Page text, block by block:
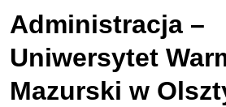
Administracja –
Uniwersytet
Mazurski w